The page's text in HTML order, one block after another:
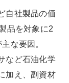
自社製品の価
品を対象に2
な要因。
など石油化学
加え、副資材